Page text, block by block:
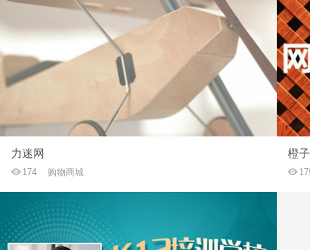
力迷网
174 购物商城
橙